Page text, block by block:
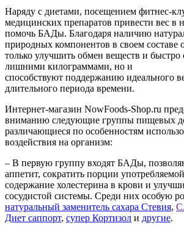
Наряду с диетами, посещением фитнес-
медицинских препаратов привести вес в
помочь БАДы. Благодаря наличию
природных компонентов в своем составе
только улучшить обмен веществ и быстро
лишними килограммами, но и
способствуют поддержанию идеального
длительного периода времени.
Интернет-магазин NowFoods-Shop.ru
вниманию следующие группы пищевых
различающиеся по особенностям
воздействия на организм:
– В первую группу входят БАДы,
аппетит, сократить порции
содержание холестерина в крови и
сосудистой системы. Среди них особую
натуральный заменитель сахара Стевия,
Диет саппорт, супер Кортизол и другие.